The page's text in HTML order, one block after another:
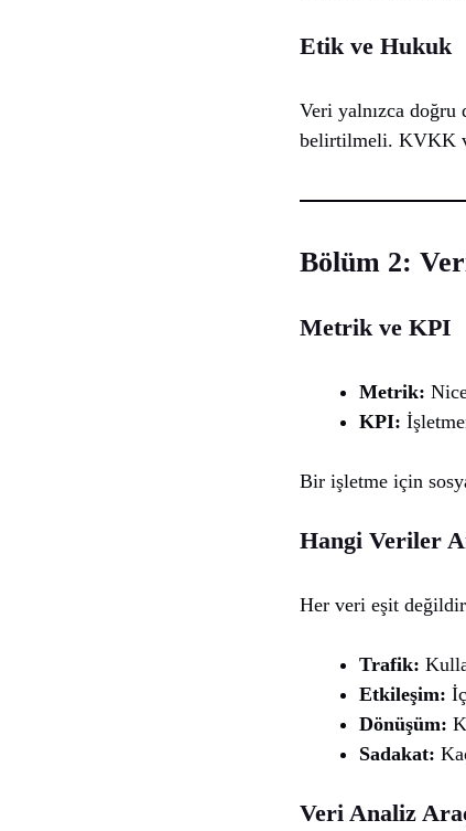
Etik ve Hukuk
Veri yalnızca doğru
belirtilmeli. KVKK
Bölüm 2:
Metrik ve KPI
Metrik:
KPI:
Bir işletme için
Hangi Veriler
Her veri eşit
Trafik:
Etkileşim:
Dönüşüm:
Sadakat:
Veri Analiz